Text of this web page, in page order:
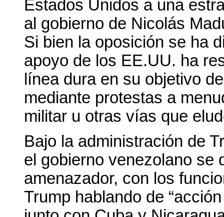
Estados Unidos a una
al gobierno de Nicolás
Si bien la oposición se ha
apoyo de los EE.UU. ha
línea dura en su objetivo
mediante protestas a
militar u otras vías que
Bajo la administración de
el gobierno venezolano se
amenazador, con los
Trump hablando de